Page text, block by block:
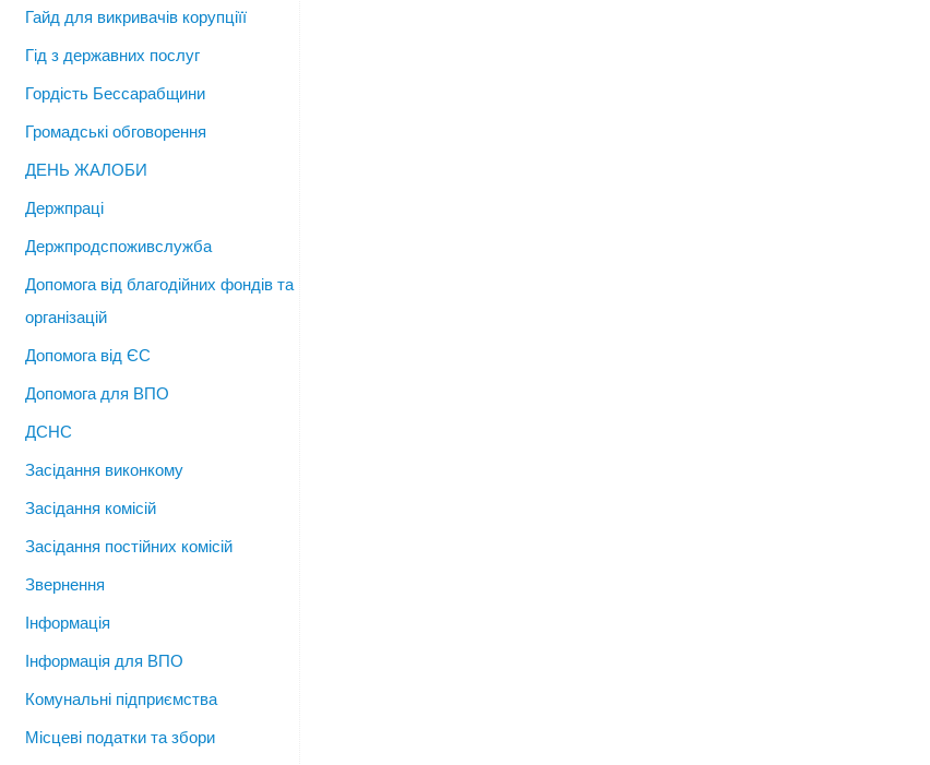
Гайд для викривачів корупціїї
Гід з державних послуг
Гордість Бессарабщини
Громадські обговорення
ДЕНЬ ЖАЛОБИ
Держпраці
Держпродспоживслужба
Допомога від благодійних фондів та
організацій
Допомога від ЄС
Допомога для ВПО
ДСНС
Засідання виконкому
Засідання комісій
Засідання постійних комісій
Звернення
Інформація
Інформація для ВПО
Комунальні підприємства
Місцеві податки та збори